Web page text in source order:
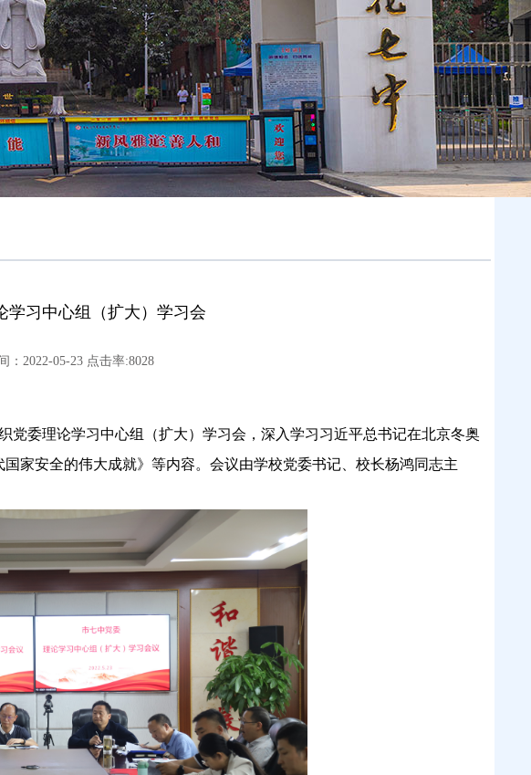
学习中心组（扩大）学习会
：2022-05-23 点击率:8028
党委理论学习中心组（扩大）学习会，深入学习习近平总书记在北京冬奥
家安全的伟大成就》等内容。会议由学校党委书记、校长杨鸿同志主